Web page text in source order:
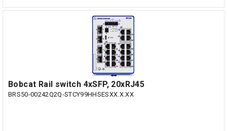
Bobcat Rail switch 4xSFP, 20xRJ45
BRS50-00242Q2Q-STCY99HHSESXX.X.XX